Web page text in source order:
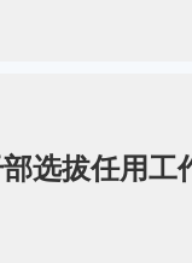
选拔任用